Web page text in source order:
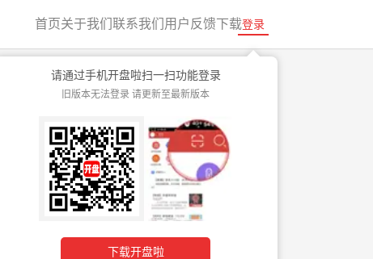
首页关于我们 联系我们 用户反馈下载登录
请通过手机开盘啦扫一扫功能登录
旧版本无法登录 请更新至最新版本
下载开盘啦
番
2026-08-06
报价超千万粉丝网红 AI虚拟形象商业营销价值攀升
2026-08-05
自动驾驶安全要求国标发布 护航行业健康发展
2026-08-04
多地用电负荷连创历史新高 电网十五五万亿投资也将拉动设备需求